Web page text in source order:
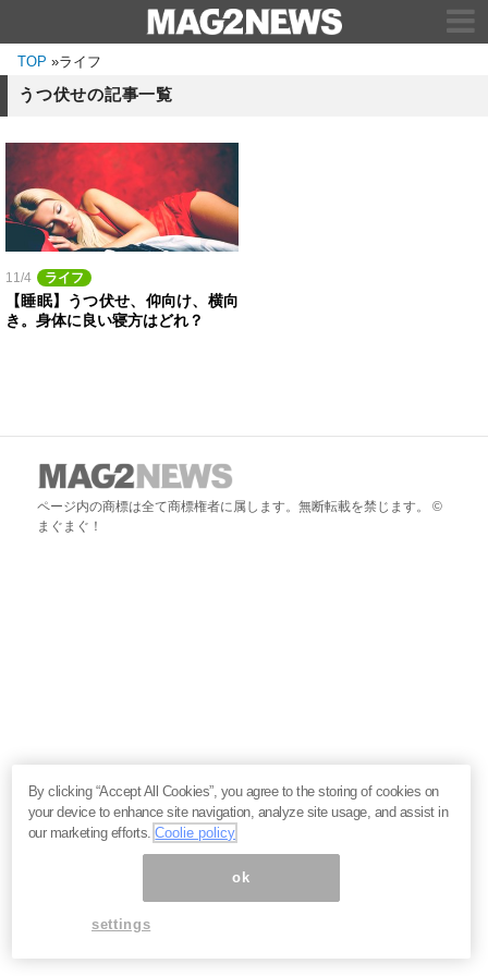
TOP »ライフ
うつ伏せの記事一覧
11/4 ライフ
【睡眠】うつ伏せ、仰向け、横向
き。身体に良い寝方はどれ？
ページ内の商標は全て商標権者に属します。無断転載を禁じます。 ©
まぐまぐ！
By clicking “Accept All Cookies”, you agree to the storing of cookies on
your device to enhance site navigation, analyze site usage, and assist in
our marketing efforts.Coolie policy
ok
settings